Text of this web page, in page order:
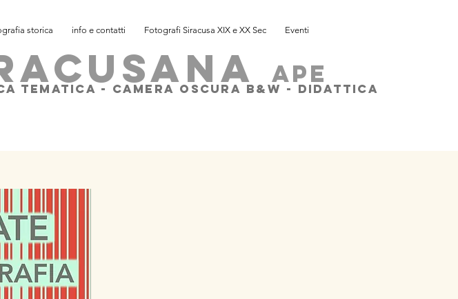
storica info e contatti Fotografi Siracusa XIX e XX Sec Eventi
ape
TEMATICA - CAMERA OSCURA B&W - DIDATTICA